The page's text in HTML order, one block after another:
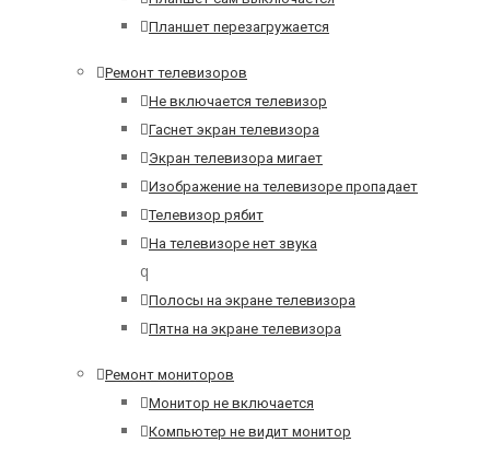
Планшет перезагружается
Ремонт телевизоров
Не включается телевизор
Гаснет экран телевизора
Экран телевизора мигает
Изображение на телевизоре пропадает
Телевизор рябит
На телевизоре нет звука
q
Полосы на экране телевизора
Пятна на экране телевизора
Ремонт мониторов
Монитор не включается
Компьютер не видит монитор